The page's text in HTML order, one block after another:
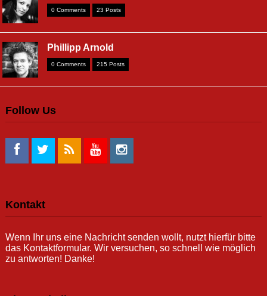
0 Comments 23 Posts
Phillipp Arnold
0 Comments 215 Posts
Follow Us
Kontakt
Wenn Ihr uns eine Nachricht senden wollt, nutzt hierfür bitte
das Kontaktformular. Wir versuchen, so schnell wie möglich
zu antworten! Danke!